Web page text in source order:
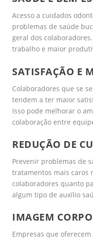
Acesso a cuidados
problemas de saúde
geral dos
trabalho e maior
SATISFAÇÃO E
Colaboradores que se
tendem a ter maior
Isso pode melhorar o
colaboração entre
REDUÇÃO DE
Prevenir problemas de
tratamentos mais caros
colaboradores quanto
algum tipo de auxílio
IMAGEM
Empresas que